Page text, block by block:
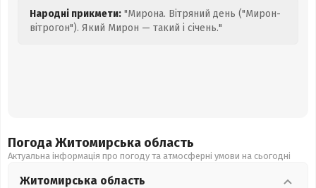
Народні прикмети: "Мирона. Вітряний день ("Мирон-
вітрогон"). Який Мирон — такий і січень."
Погода Житомирська область
Актуальна інформація про погоду та атмосферні умови на сьогодні
Житомирська область